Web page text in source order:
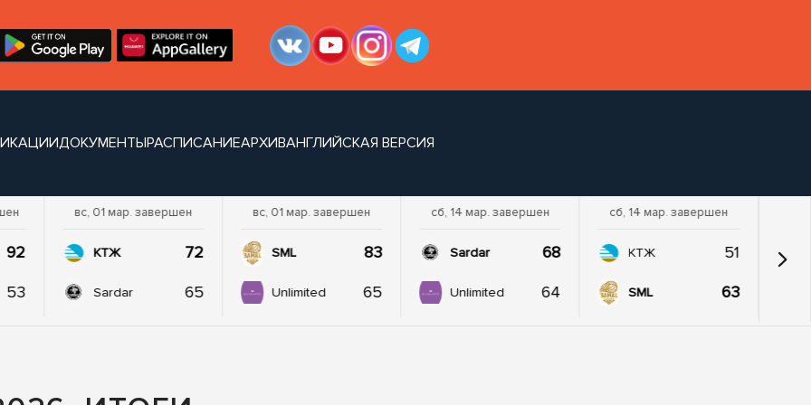
ДОКУМЕНТЫРАСПИСАНИЕАРХИВАНГЛИЙСКАЯ ВЕРСИЯ
92
53
вс, 01 мар. завершен
КТЖ 72
Sardar 65
вс, 01 мар. завершен
SML 83
Unlimited 65
сб, 14 мар. завершен
Sardar 68
Unlimited 64
сб, 14 мар. завершен
КТЖ 51
SML 63